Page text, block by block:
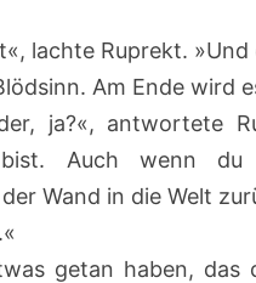
lachte Ruprekt.
Am Ende wird
ja?«, antwortete
Auch wenn
Wand in die Welt
getan haben, das